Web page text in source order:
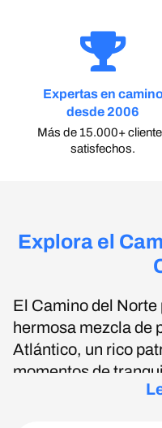
Expertas en
desde 2006
Más de 15.000+
satisfechos.
Explora el
El Camino del Norte
hermosa mezcla de
Atlántico, un rico
momentos de
variante menos
Aunque no pasa
del Norte